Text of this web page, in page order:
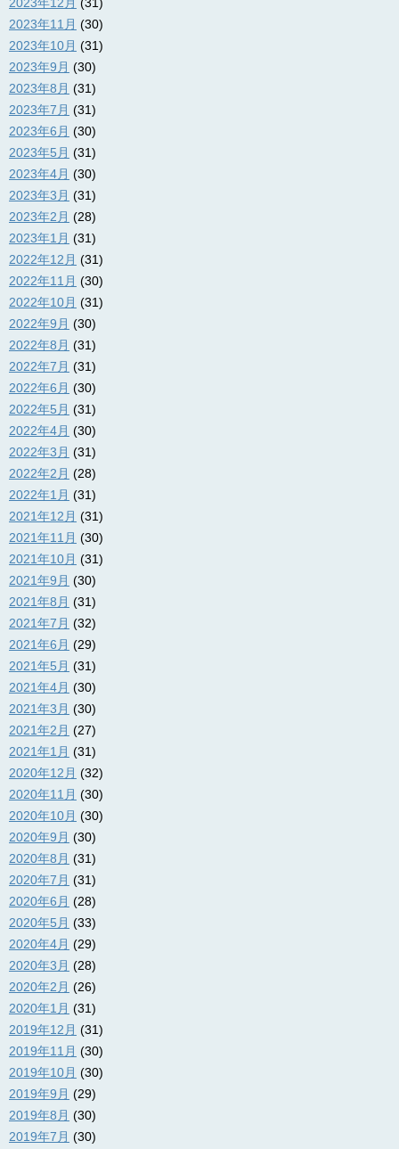
2023年12月 (31)
2023年11月 (30)
2023年10月 (31)
2023年9月 (30)
2023年8月 (31)
2023年7月 (31)
2023年6月 (30)
2023年5月 (31)
2023年4月 (30)
2023年3月 (31)
2023年2月 (28)
2023年1月 (31)
2022年12月 (31)
2022年11月 (30)
2022年10月 (31)
2022年9月 (30)
2022年8月 (31)
2022年7月 (31)
2022年6月 (30)
2022年5月 (31)
2022年4月 (30)
2022年3月 (31)
2022年2月 (28)
2022年1月 (31)
2021年12月 (31)
2021年11月 (30)
2021年10月 (31)
2021年9月 (30)
2021年8月 (31)
2021年7月 (32)
2021年6月 (29)
2021年5月 (31)
2021年4月 (30)
2021年3月 (30)
2021年2月 (27)
2021年1月 (31)
2020年12月 (32)
2020年11月 (30)
2020年10月 (30)
2020年9月 (30)
2020年8月 (31)
2020年7月 (31)
2020年6月 (28)
2020年5月 (33)
2020年4月 (29)
2020年3月 (28)
2020年2月 (26)
2020年1月 (31)
2019年12月 (31)
2019年11月 (30)
2019年10月 (30)
2019年9月 (29)
2019年8月 (30)
2019年7月 (30)